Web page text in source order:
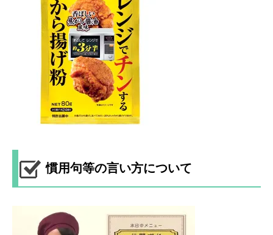
慣用句等の言い方について